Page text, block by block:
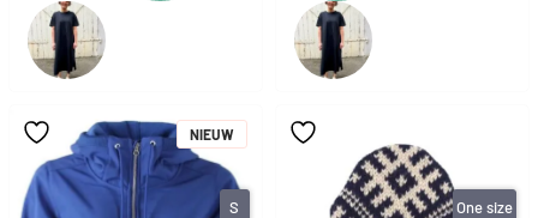
NIEUW
S
One size